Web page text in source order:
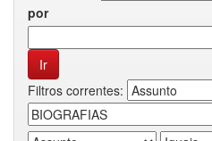
por
Filtros correntes: